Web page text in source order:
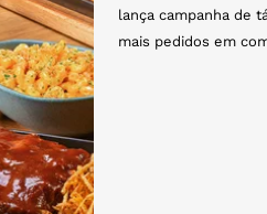
lança campanha de
mais pedidos em